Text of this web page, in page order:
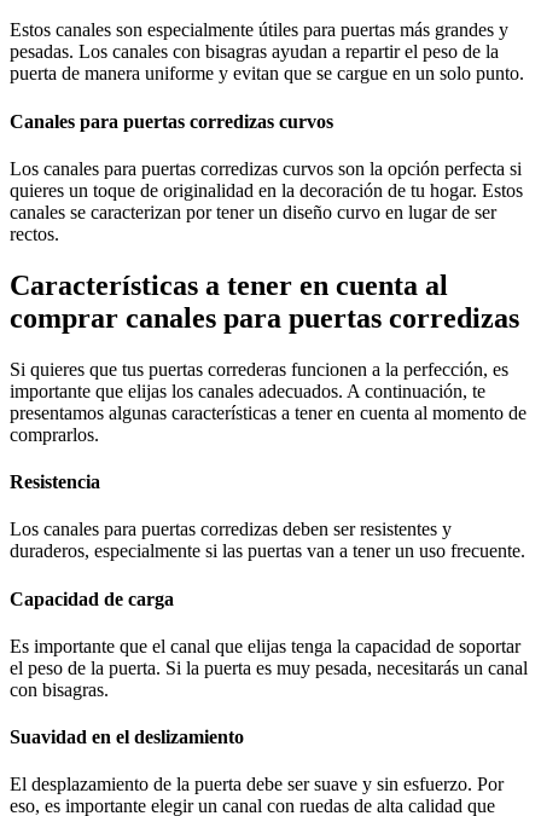
Estos canales son especialmente útiles para puertas más grandes y
pesadas. Los canales con bisagras ayudan a repartir el peso de la
puerta de manera uniforme y evitan que se cargue en un solo punto.
Canales para puertas corredizas curvos
Los canales para puertas corredizas curvos son la opción perfecta si
quieres un toque de originalidad en la decoración de tu hogar. Estos
canales se caracterizan por tener un diseño curvo en lugar de ser
rectos.
Características a tener en cuenta al
comprar canales para puertas corredizas
Si quieres que tus puertas correderas funcionen a la perfección, es
importante que elijas los canales adecuados. A continuación, te
presentamos algunas características a tener en cuenta al momento de
comprarlos.
Resistencia
Los canales para puertas corredizas deben ser resistentes y
duraderos, especialmente si las puertas van a tener un uso frecuente.
Capacidad de carga
Es importante que el canal que elijas tenga la capacidad de soportar
el peso de la puerta. Si la puerta es muy pesada, necesitarás un canal
con bisagras.
Suavidad en el deslizamiento
El desplazamiento de la puerta debe ser suave y sin esfuerzo. Por
eso, es importante elegir un canal con ruedas de alta calidad que